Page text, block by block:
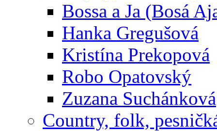
Bossa a Ja (Bosá
Hanka Gregušová
Kristína Prekopová
Robo Opatovský
Zuzana Suchánková
Country, folk,